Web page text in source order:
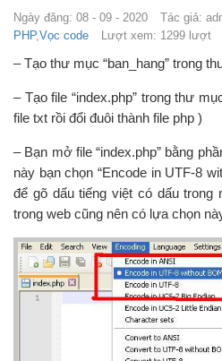
Ngày đăng: 08 - 09 - 2020 Tác giả:
PHP,Vọc code Lượt xem: 1299 lượt
– Tạo thư mục “ban_hang” trong
– Tạo file “index.php” trong thư
file txt rồi đổi đuôi thành file php )
– Bạn mở file “index.php” bằng
này bạn chọn “Encode in UTF-8
để gõ dấu tiếng việt có dấu trong
trong web cũng nên có lựa chọn